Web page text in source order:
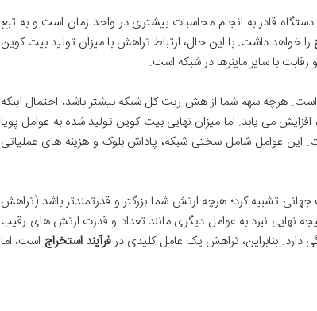
قادر به انجام محاسبات بیشتری در واحد زمان است و به تبع
را خواهد داشت. با این حال، ارتباط تراهش با میزان تولید بیت کوین
با سایر ماینرها در شبکه است.
هرچه سهم شما از هش ریت کل شبکه بیشتر باشد، احتمال اینکه
می یابد. اما میزان نهایی بیت کوین تولید شده به عوامل پویا
این عوامل شامل سختی شبکه، پاداش بلوک و هزینه های عملیاتی
تشبیه کرد؛ هرچه ارتش شما بزرگتر و قدرتمندتر باشد (تراهش
نهایی نبرد به عوامل دیگری مانند تعداد و قدرت ارتش های رقیب
بنابراین، تراهش یک عامل کلیدی درفرآیند استخراج است، اما